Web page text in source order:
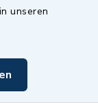
unseren